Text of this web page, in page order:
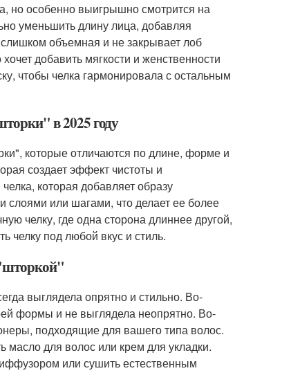
но особенно выигрышно смотрится на
уменьшить длину лица, добавляя
объемная и не закрывает лоб
добавить мягкости и женственности
чтобы челка гармонировала с остальным
в 2025 году
которые отличаются по длине, форме и
создает эффект чистоты и
которая добавляет образу
слоями или шагами, что делает ее более
челку, где одна сторона длиннее другой,
челку под любой вкус и стиль.
выглядела опрятно и стильно. Во-
формы и не выглядела неопрятно. Во-
подходящие для вашего типа волос.
масло для волос или крем для укладки.
или сушить естественным